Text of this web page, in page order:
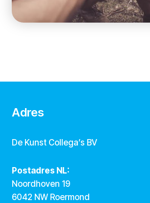
Adres
De Kunst Collega’s BV
Postadres NL:
Noordhoven 19
6042 NW Roermond